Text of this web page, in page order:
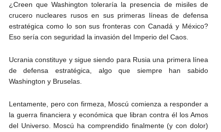
¿Creen que Washington toleraría la presencia de misiles de
crucero nucleares rusos en sus primeras líneas de defensa
estratégica como lo son sus fronteras con Canadá y México?
Eso sería con seguridad la invasión del Imperio del Caos.
Ucrania constituye y sigue siendo para Rusia una primera línea
de defensa estratégica, algo que siempre han sabido
Washington y Bruselas.
Lentamente, pero con firmeza, Moscú comienza a responder a
la guerra financiera y económica que libran contra él los Amos
del Universo. Moscú ha comprendido finalmente (y con dolor)